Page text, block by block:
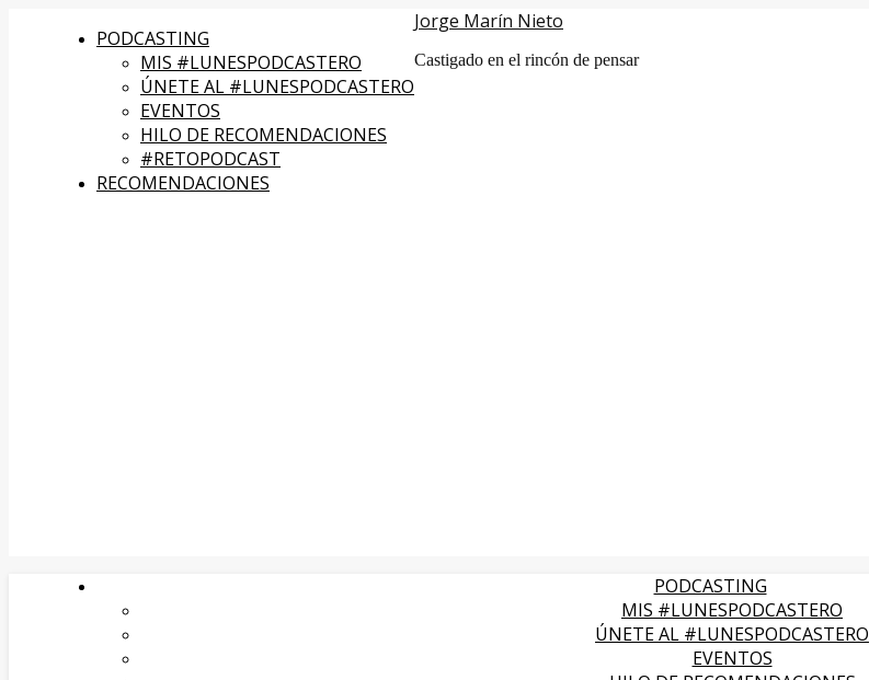
PODCASTING
MIS #LUNESPODCASTERO
ÚNETE AL #LUNESPODCASTERO
EVENTOS
HILO DE RECOMENDACIONES
#RETOPODCAST
RECOMENDACIONES
Jorge Marín Nieto
Castigado en el rincón de pensar
PODCASTING
MIS #LUNESPODCASTERO
ÚNETE AL #LUNESPODCASTERO
EVENTOS